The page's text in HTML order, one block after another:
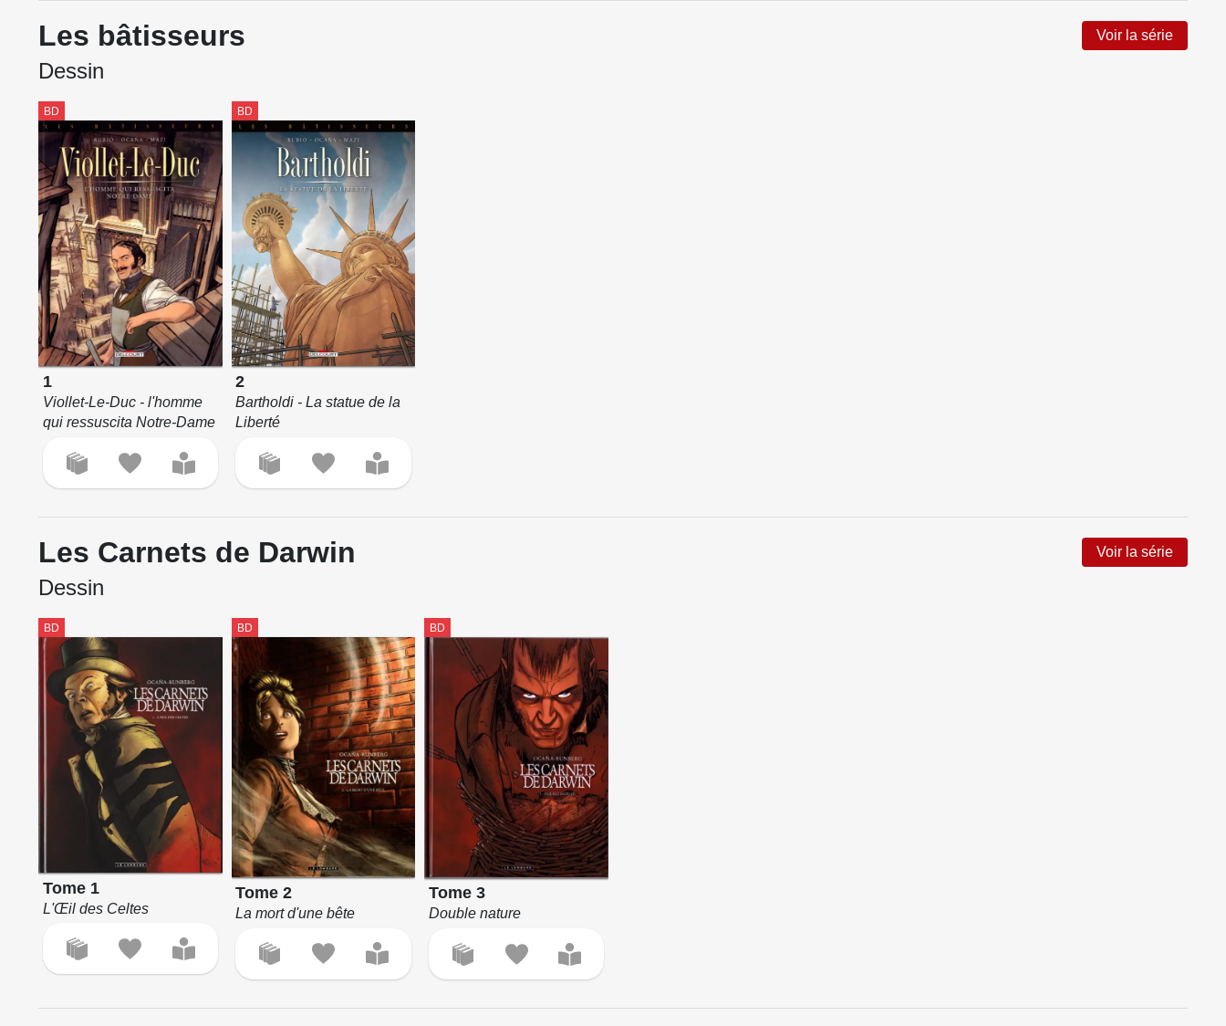
Les bâtisseurs Voir la série
Dessin
BD
1
Viollet-Le-Duc - l'homme
qui ressuscita Notre-Dame
BD
2
Bartholdi - La statue de la
Liberté
Les Carnets de Darwin Voir la série
Dessin
BD
Tome 1
L'Œil des Celtes
BD
Tome 2
La mort d'une bête
BD
Tome 3
Double nature